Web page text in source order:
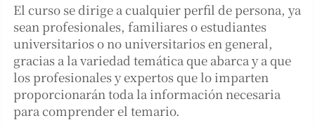
El curso se dirige a cualquier perfil de persona, ya
sean profesionales, familiares o estudiantes
universitarios o no universitarios en general,
gracias a la variedad temática que abarca y a que
los profesionales y expertos que lo imparten
proporcionarán toda la información necesaria
para comprender el temario.